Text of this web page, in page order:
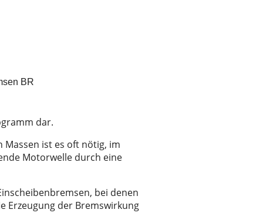
BR
dar.
ist es oft nötig, im
Motorwelle durch eine
bei denen
Erzeugung der Bremswirkung